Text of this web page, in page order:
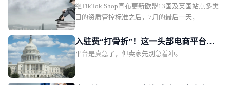
务必及时补齐资质
继TikTok Shop宣布更新欧盟13国及英国站点多类
目的资质管控标准之后，7月的最后一天，
规。对比欧洲瞄准电子电器、纺织品/服饰、玩
具、化妆品、母婴5大平台核心热销品类进行全方
入驻费“打骨折”！这一头部电商平台急
需中国卖家回血
平台是真急了，但卖家先别急着冲。